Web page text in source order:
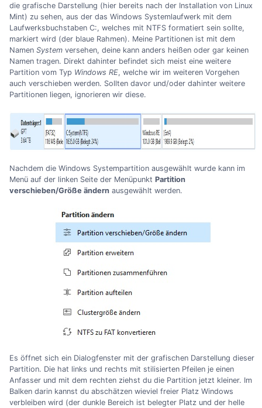
die grafische Darstellung (hier bereits nach der Installation von Linux
Mint) zu sehen, aus der das Windows Systemlaufwerk mit dem
Laufwerksbuchstaben C:, welches mit NTFS formatiert sein sollte,
markiert wird (der blaue Rahmen). Meine Partitionen ist mit dem
Namen System versehen, deine kann anders heißen oder gar keinen
Namen tragen. Direkt dahinter befindet sich meist eine weitere
Partition vom Typ Windows RE, welche wir im weiteren Vorgehen
auch verschieben werden. Sollten davor und/oder dahinter weitere
Partitionen liegen, ignorieren wir diese.
Nachdem die Windows Systempartition ausgewählt wurde kann im
Menü auf der linken Seite der Menüpunkt Partition
verschieben/Größe ändern ausgewählt werden.
Es öffnet sich ein Dialogfenster mit der grafischen Darstellung dieser
Partition. Die hat links und rechts mit stilisierten Pfeilen je einen
Anfasser und mit dem rechten ziehst du die Partition jetzt kleiner. Im
Balken darin kannst du abschätzen wieviel freier Platz Windows
verbleiben wird (der dunkle Bereich ist belegter Platz und der helle